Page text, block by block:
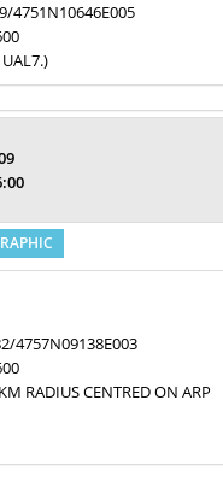
4751N10646E005
4757N09138E003
RADIUS CENTRED ON ARP